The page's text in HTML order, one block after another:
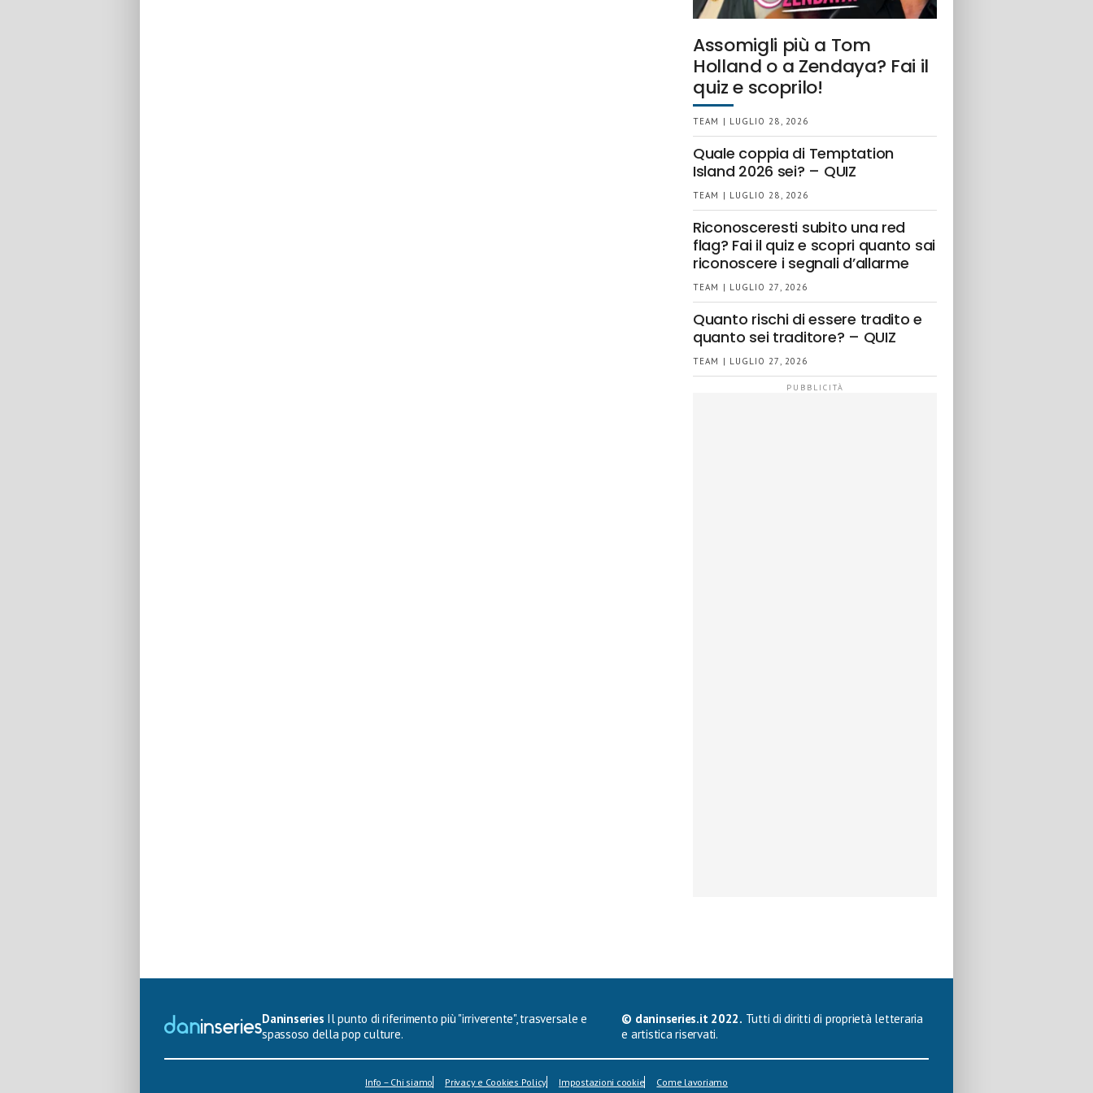
Assomigli più a Tom
Holland o a Zendaya? Fai il
quiz e scoprilo!
TEAM | LUGLIO 28, 2026
Quale coppia di Temptation
Island 2026 sei? – QUIZ
TEAM | LUGLIO 28, 2026
Riconosceresti subito una red
flag? Fai il quiz e scopri quanto sai
riconoscere i segnali d’allarme
TEAM | LUGLIO 27, 2026
Quanto rischi di essere tradito e
quanto sei traditore? – QUIZ
TEAM | LUGLIO 27, 2026
Daninseries Il punto di riferimento più "irriverente", trasversale e
spassoso della pop culture.
© daninseries.it 2022. Tutti di diritti di proprietà letteraria
e artistica riservati.
Info – Chi siamo Privacy e Cookies Policy Impostazioni cookie Come lavoriamo